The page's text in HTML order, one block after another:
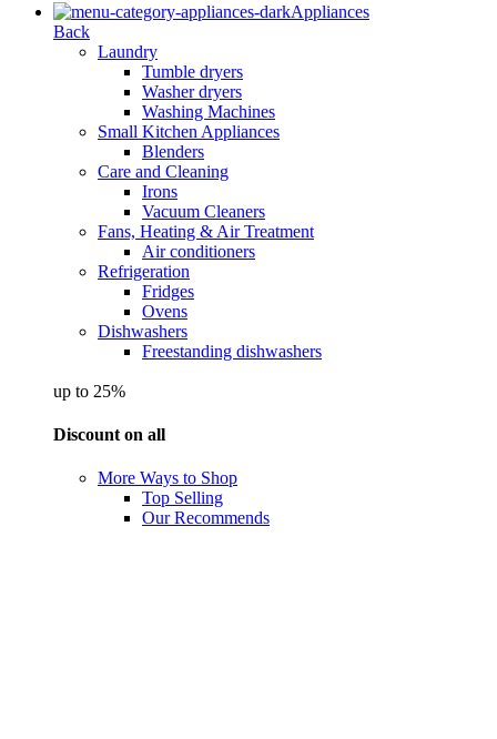
Appliances
Back
Laundry
Tumble dryers
Washer dryers
Washing Machines
Small Kitchen Appliances
Blenders
Care and Cleaning
Irons
Vacuum Cleaners
Fans, Heating & Air Treatment
Air conditioners
Refrigeration
Fridges
Ovens
Dishwashers
Freestanding dishwashers
up to 25%
Discount on all
More Ways to Shop
Top Selling
Our Recommends